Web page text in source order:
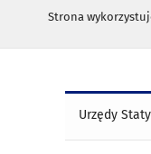
Strona
Urzędy